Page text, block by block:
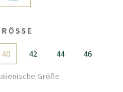
40 42 44 46
Größe